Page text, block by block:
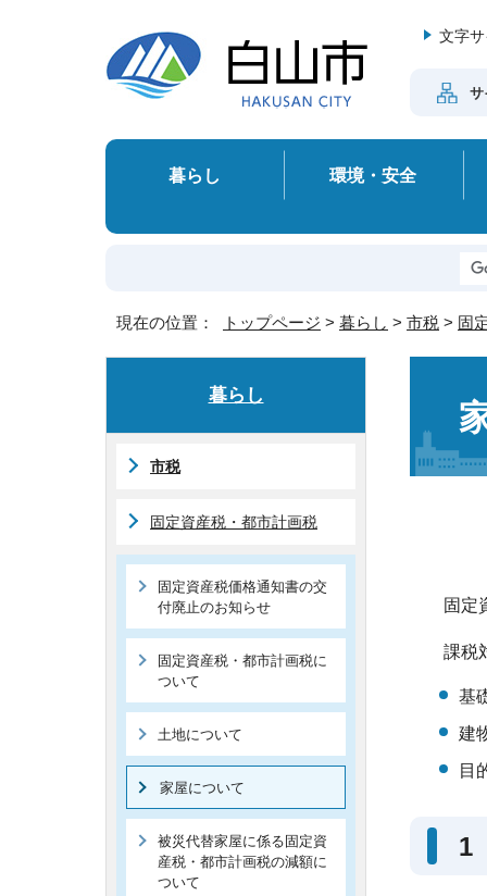
文字
サ
暮らし 環境・安全
現在の位置： トップページ > 暮らし > 市税 > 固
固定
課税
基
建
目
1
暮らし
市税
固定資産税・都市計画税
固定資産税価格通知書の交
付廃止のお知らせ
固定資産税・都市計画税に
ついて
土地について
家屋について
被災代替家屋に係る固定資
産税・都市計画税の減額に
ついて